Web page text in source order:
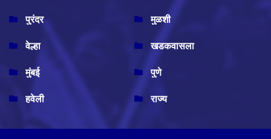
पुरंदर
मुळशी
वेल्हा
खडकवासला
मुंबई
पुणे
हवेली
राज्य